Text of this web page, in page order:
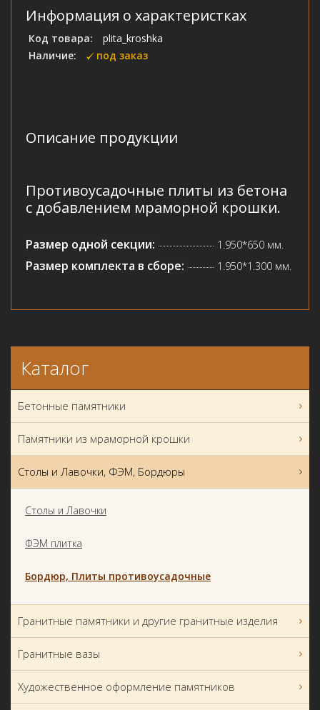
Информация о характеристках
Код товара:
plita_kroshka
Наличие:
под заказ
Описание продукции
Противоусадочные плиты из бетона
с добавлением мраморной крошки.
Размер одной секции: 1.950*650 мм.
Размер комплекта в сборе: 1.950*1.300 мм.
Каталог
Бетонные памятники
Памятники из мраморной крошки
Столы и Лавочки, ФЭМ, Бордюры
Столы и Лавочки
ФЭМ плитка
Бордюр, Плиты противоусадочные
Гранитные памятники и другие гранитные изделия
Гранитные вазы
Художественное оформление памятников